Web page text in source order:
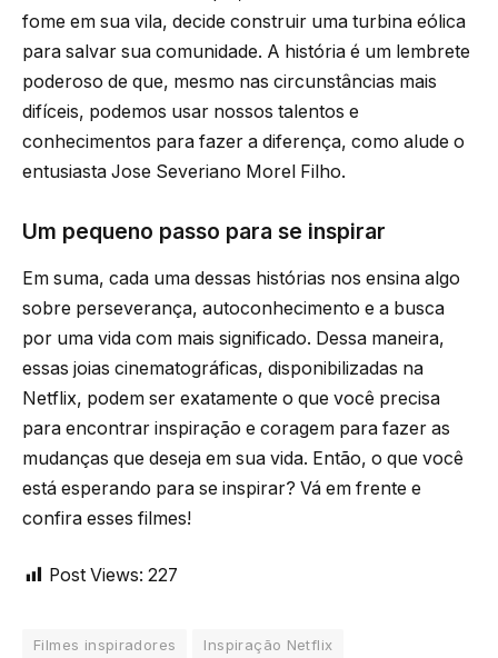
fome em sua vila, decide construir uma turbina eólica
para salvar sua comunidade. A história é um lembrete
poderoso de que, mesmo nas circunstâncias mais
difíceis, podemos usar nossos talentos e
conhecimentos para fazer a diferença, como alude o
entusiasta Jose Severiano Morel Filho.
Um pequeno passo para se inspirar
Em suma, cada uma dessas histórias nos ensina algo
sobre perseverança, autoconhecimento e a busca
por uma vida com mais significado. Dessa maneira,
essas joias cinematográficas, disponibilizadas na
Netflix, podem ser exatamente o que você precisa
para encontrar inspiração e coragem para fazer as
mudanças que deseja em sua vida. Então, o que você
está esperando para se inspirar? Vá em frente e
confira esses filmes!
Post Views: 227
Filmes inspiradores
Inspiração Netflix